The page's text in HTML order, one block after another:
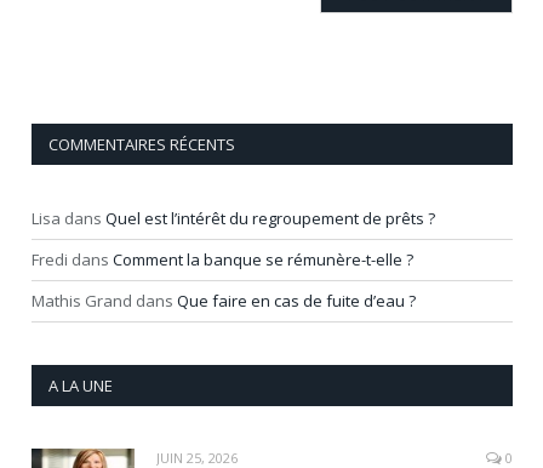
COMMENTAIRES RÉCENTS
Lisa dans Quel est l’intérêt du regroupement de prêts ?
Fredi dans Comment la banque se rémunère-t-elle ?
Mathis Grand dans Que faire en cas de fuite d’eau ?
A LA UNE
JUIN 25, 2026 0